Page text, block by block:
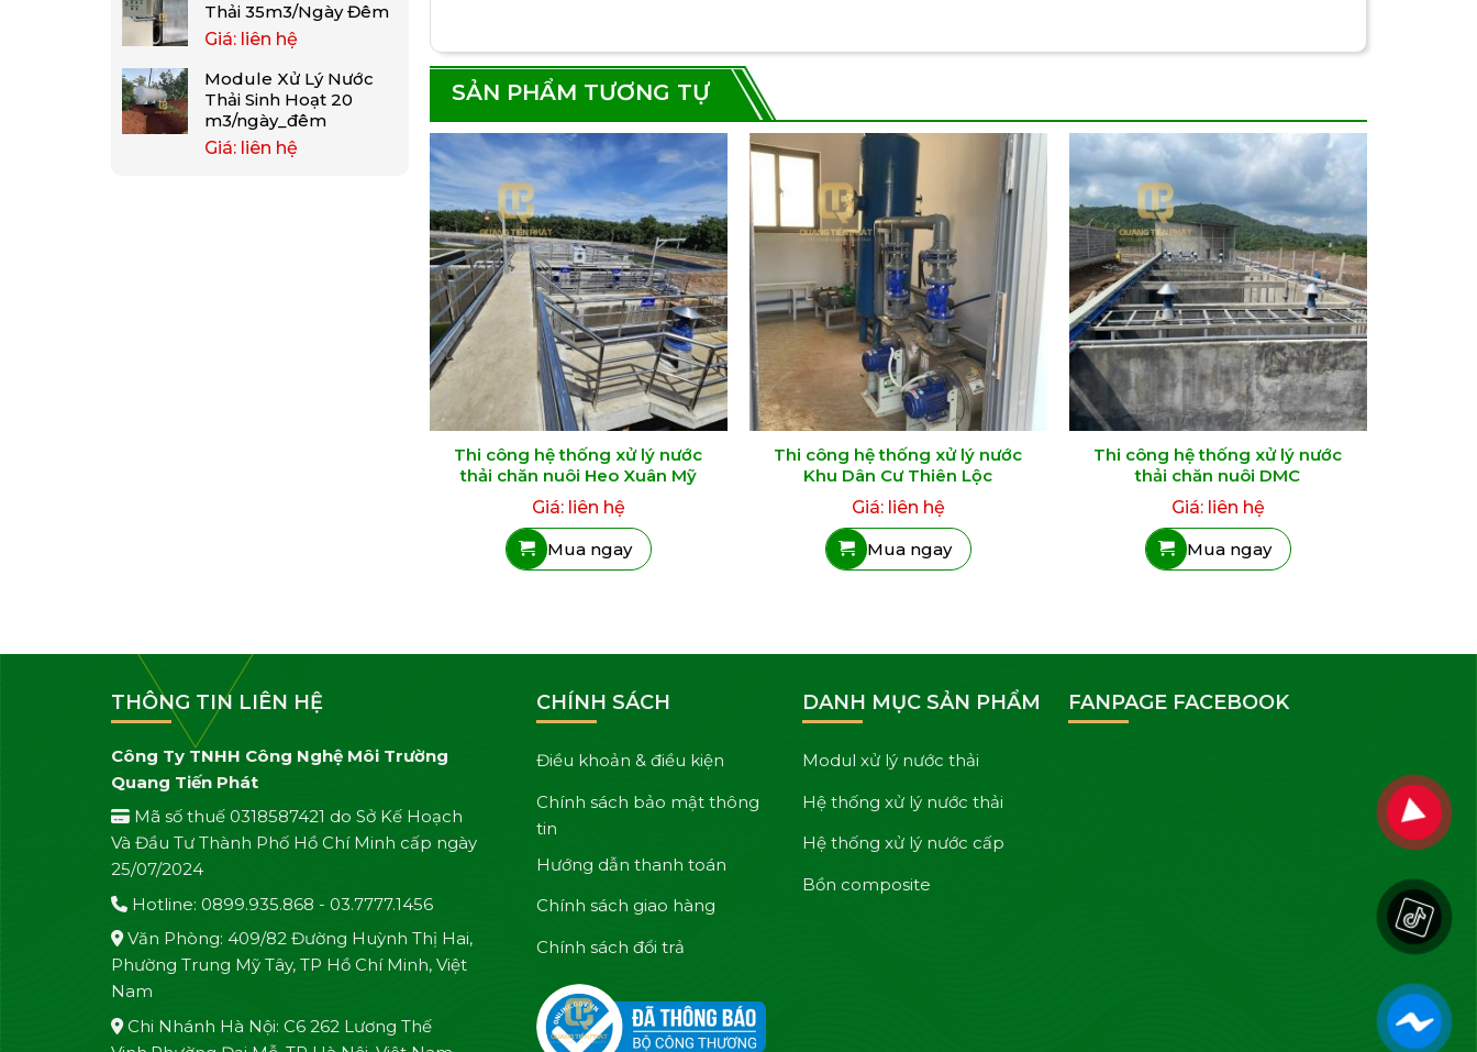
Thải 35m3/Ngày Đêm
Giá: liên hệ
Module Xử Lý Nước
Thải Sinh Hoạt 20
m3/ngày_đêm
Giá: liên hệ
SẢN PHẨM TƯƠNG TỰ
Thi công hệ thống xử lý nước
thải chăn nuôi Heo Xuân Mỹ
Giá: liên hệ
Mua ngay
Thi công hệ thống xử lý nước
Khu Dân Cư Thiên Lộc
Giá: liên hệ
Mua ngay
Thi công hệ thống xử lý nước
thải chăn nuôi DMC
Giá: liên hệ
Mua ngay
THÔNG TIN LIÊN HỆ
Công Ty TNHH Công Nghệ Môi Trường
Quang Tiến Phát
Mã số thuế 0318587421 do Sở Kế Hoạch
Và Đầu Tư Thành Phố Hồ Chí Minh cấp ngày
25/07/2024
Hotline: 0899.935.868 - 03.7777.1456
Văn Phòng: 409/82 Đường Huỳnh Thị Hai,
Phường Trung Mỹ Tây, TP Hồ Chí Minh, Việt
Nam
Chi Nhánh Hà Nội: C6 262 Lương Thế
CHÍNH SÁCH
Điều khoản & điều kiện
Chính sách bảo mật thông
tin
Hướng dẫn thanh toán
Chính sách giao hàng
Chính sách đổi trả
DANH MỤC SẢN PHẨM
Modul xử lý nước thải
Hệ thống xử lý nước thải
Hệ thống xử lý nước cấp
Bồn composite
FANPAGE FACEBOOK